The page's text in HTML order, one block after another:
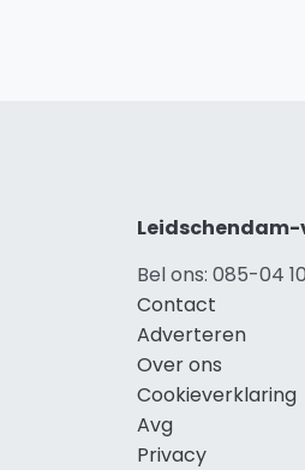
Bel ons: 085-04
Contact
Adverteren
Over ons
Cookieverklaring
Avg
Privacy